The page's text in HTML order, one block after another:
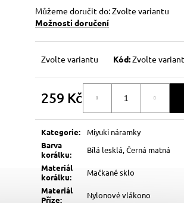
Můžeme doručit do:Zvolte variantu
Možnosti doručení
Zvolte variantu Kód:Zvolte
259 Kč
cena:
Kategorie:
Miyuki náramky
Barva
korálku:
Bílá lesklá, Černá matná
Materiál
korálku:
Mačkané sklo
Materiál
Příze:
Nylonové vlákono